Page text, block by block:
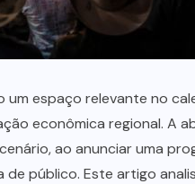
espaço relevante no
econômica regional. A
ao anunciar uma
público. Este artigo